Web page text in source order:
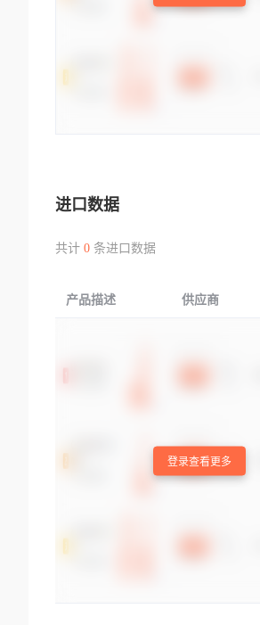
进口数据
共计 0条进口数据
产品描述 供应商
登录查看更多